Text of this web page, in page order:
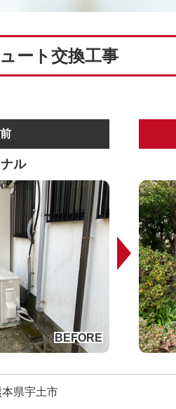
ート交換工事
ル
本県宇土市